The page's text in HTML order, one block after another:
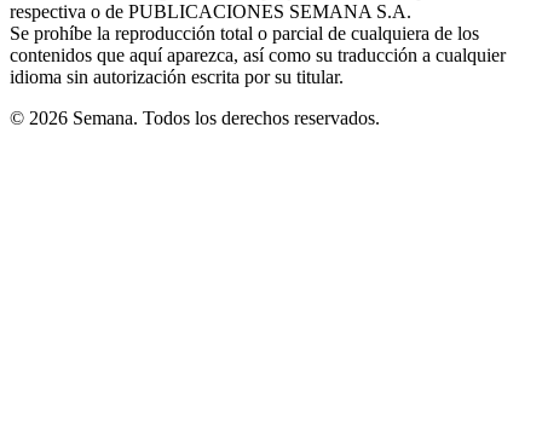
window
respectiva o de PUBLICACIONES SEMANA S.A.
Se prohíbe la reproducción total o parcial de cualquiera de los
contenidos que aquí aparezca, así como su traducción a cualquier
idioma sin autorización escrita por su titular.
© 2026 Semana. Todos los derechos reservados.